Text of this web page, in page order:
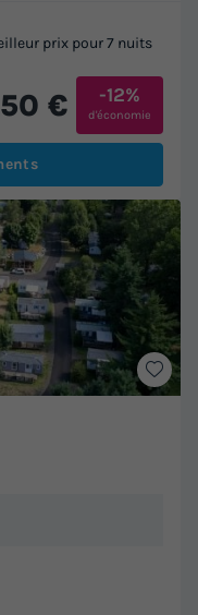
prix pour 7 nuits
€ -12%
d'économie